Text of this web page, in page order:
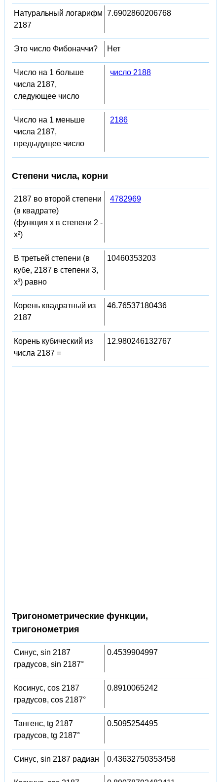
Натуральный логарифм
2187
7.6902860206768
Это число Фибоначчи? Нет
Число на 1 больше
числа 2187,
следующее число
число 2188
Число на 1 меньше
числа 2187,
предыдущее число
2186
Степени числа, корни
2187 во второй степени
(в квадрате)
(функция x в степени 2 -
x²)
4782969
В третьей степени (в
кубе, 2187 в степени 3,
x³) равно
10460353203
Корень квадратный из
2187
46.76537180436
Корень кубический из
числа 2187 =
12.980246132767
Тригонометрические функции,
тригонометрия
Синус, sin 2187
градусов, sin 2187°
0.4539904997
Косинус, cos 2187
градусов, cos 2187°
0.8910065242
Тангенс, tg 2187
градусов, tg 2187°
0.5095254495
Синус, sin 2187 радиан 0.43632750353458